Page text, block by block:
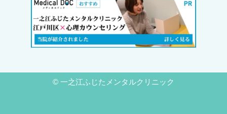
© 一之江ふじたメンタルクリニック